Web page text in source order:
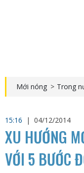
Mới nóng > Trong
15:16
| 04/12/2014
XU HƯỚNG
VỚI 5 BƯỚC